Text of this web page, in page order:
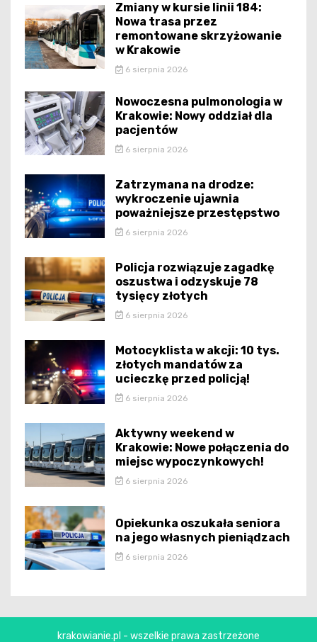
Zmiany w kursie linii 184:
Nowa trasa przez
remontowane skrzyżowanie
w Krakowie
6 sierpnia 2026
Nowoczesna pulmonologia w
Krakowie: Nowy oddział dla
pacjentów
6 sierpnia 2026
Zatrzymana na drodze:
wykroczenie ujawnia
poważniejsze przestępstwo
6 sierpnia 2026
Policja rozwiązuje zagadkę
oszustwa i odzyskuje 78
tysięcy złotych
6 sierpnia 2026
Motocyklista w akcji: 10 tys.
złotych mandatów za
ucieczkę przed policją!
6 sierpnia 2026
Aktywny weekend w
Krakowie: Nowe połączenia do
miejsc wypoczynkowych!
6 sierpnia 2026
Opiekunka oszukała seniora
na jego własnych pieniądzach
6 sierpnia 2026
krakowianie.pl - wszelkie prawa zastrzeżone